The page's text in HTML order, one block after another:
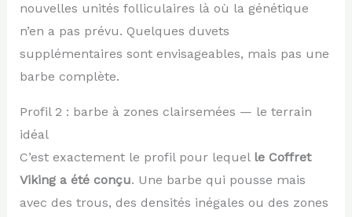
nouvelles unités folliculaires là où la génétique
n’en a pas prévu. Quelques duvets
supplémentaires sont envisageables, mais pas une
barbe complète.
Profil 2 : barbe à zones clairsemées — le terrain
idéal
C’est exactement le profil pour lequel le Coffret
Viking a été conçu. Une barbe qui pousse mais
avec des trous, des densités inégales ou des zones